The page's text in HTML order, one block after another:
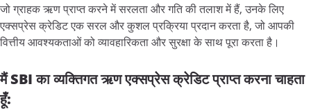
जो ग्राहक ऋण प्राप्त करने में सरलता और गति की तलाश में हैं, उनके लिए
एक्सप्रेस क्रेडिट एक सरल और कुशल प्रक्रिया प्रदान करता है, जो आपकी
वित्तीय आवश्यकताओं को व्यावहारिकता और सुरक्षा के साथ पूरा करता है।
मैं SBIकाव्यक्तिगतऋणएक्सप्रेसक्रेडिटप्राप्तकरनाचाहता
हूँ: